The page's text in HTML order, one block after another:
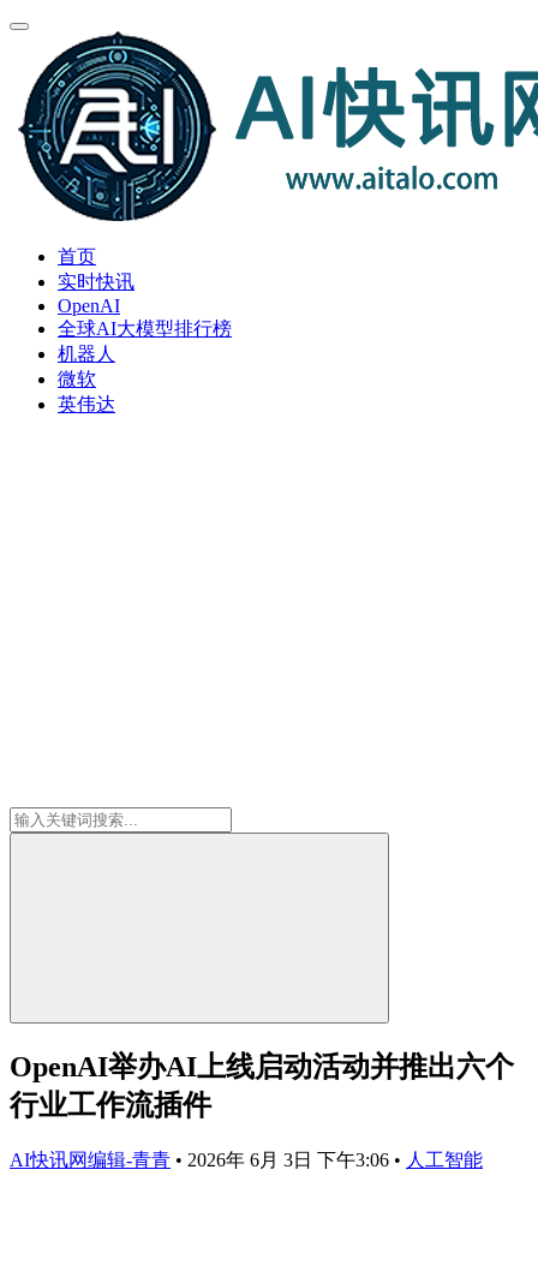
首页
实时快讯
OpenAI
全球AI大模型排行榜
机器人
微软
英伟达
OpenAI举办AI上线启动活动并推出六个
行业工作流插件
AI快讯网编辑-青青 • 2026年 6月 3日 下午3:06 • 人工智能